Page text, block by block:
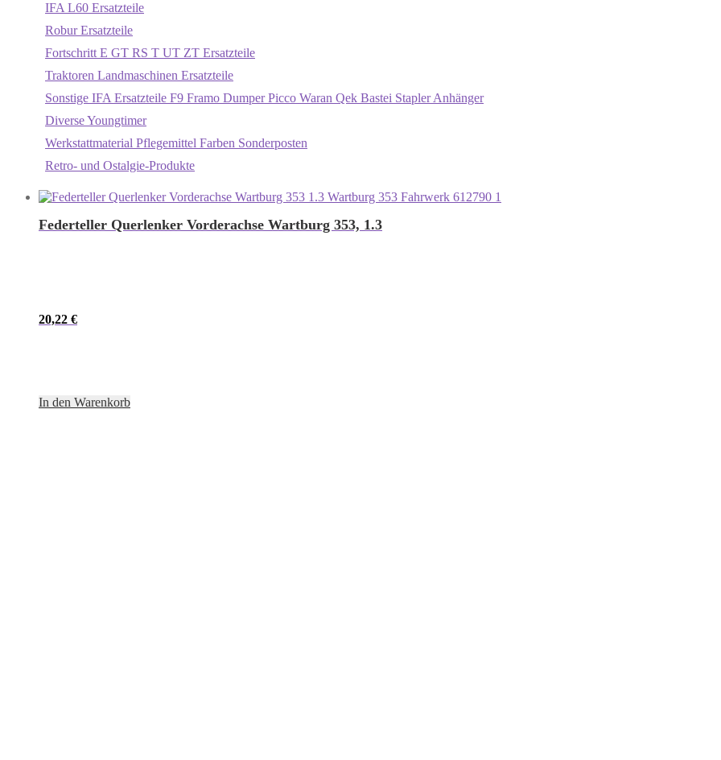
IFA L60 Ersatzteile
Robur Ersatzteile
Fortschritt E GT RS T UT ZT Ersatzteile
Traktoren Landmaschinen Ersatzteile
Sonstige IFA Ersatzteile F9 Framo Dumper Picco Waran Qek Bastei Stapler Anhänger
Diverse Youngtimer
Werkstattmaterial Pflegemittel Farben Sonderposten
Retro- und Ostalgie-Produkte
Federteller Querlenker Vorderachse Wartburg 353, 1.3
20,22 €
In den Warenkorb